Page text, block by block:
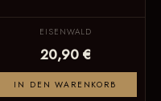
EISENWALD
20,90 €
IN DEN WARENKORB